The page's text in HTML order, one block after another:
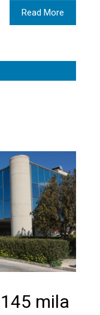
Read More
mila